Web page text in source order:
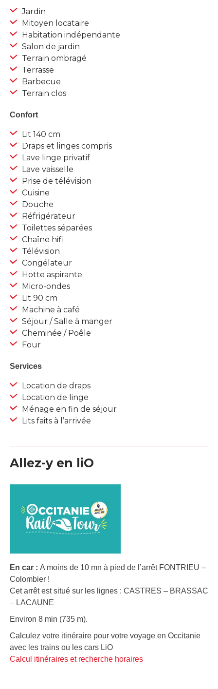
Jardin
Mitoyen locataire
Habitation indépendante
Salon de jardin
Terrain ombragé
Terrasse
Barbecue
Terrain clos
Confort
Lit 140 cm
Draps et linges compris
Lave linge privatif
Lave vaisselle
Prise de télévision
Cuisine
Douche
Réfrigérateur
Toilettes séparées
Chaîne hifi
Télévision
Congélateur
Hotte aspirante
Micro-ondes
Lit 90 cm
Machine à café
Séjour / Salle à manger
Cheminée / Poêle
Four
Services
Location de draps
Location de linge
Ménage en fin de séjour
Lits faits à l’arrivée
Allez-y en liO
En car : A moins de 10 mn à pied de l’arrêt FONTRIEU –
Colombier !
Cet arrêt est situé sur les lignes : CASTRES – BRASSAC
– LACAUNE
Environ 8 min (735 m).
Calculez votre itinéraire pour votre voyage en Occitanie
avec les trains ou les cars LiO
Calcul itinéraires et recherche horaires